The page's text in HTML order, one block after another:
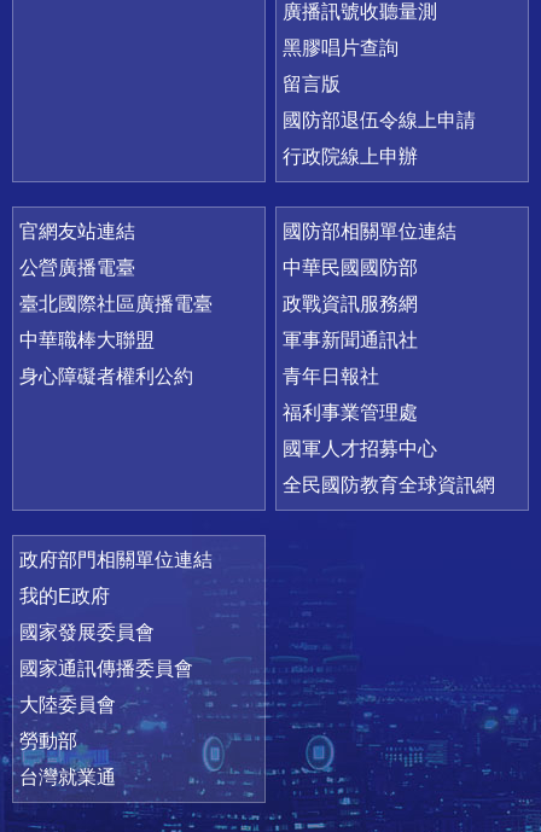
廣播訊號收聽量測
黑膠唱片查詢
留言版
國防部退伍令線上申請
行政院線上申辦
官網友站連結
公營廣播電臺
臺北國際社區廣播電臺
中華職棒大聯盟
身心障礙者權利公約
國防部相關單位連結
中華民國國防部
政戰資訊服務網
軍事新聞通訊社
青年日報社
福利事業管理處
國軍人才招募中心
全民國防教育全球資訊網
政府部門相關單位連結
我的E政府
國家發展委員會
國家通訊傳播委員會
大陸委員會
勞動部
台灣就業通